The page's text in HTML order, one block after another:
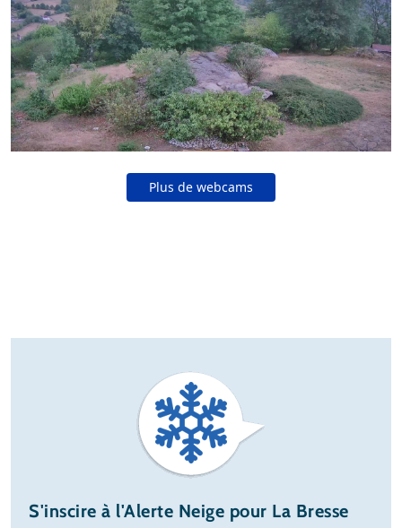
Plus de webcams
S'inscire à l'Alerte Neige pour La Bresse